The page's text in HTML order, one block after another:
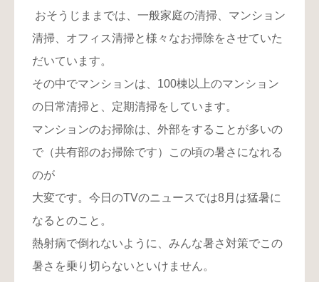
おそうじままでは、一般家庭の清掃、マンション
清掃、オフィス清掃と様々なお掃除をさせていた
だいています。
その中でマンションは、100棟以上のマンション
の日常清掃と、定期清掃をしています。
マンションのお掃除は、外部をすることが多いの
で（共有部のお掃除です）この頃の暑さになれる
のが
大変です。今日のTVのニュースでは8月は猛暑に
なるとのこと。
熱射病で倒れないように、みんな暑さ対策でこの
暑さを乗り切らないといけません。